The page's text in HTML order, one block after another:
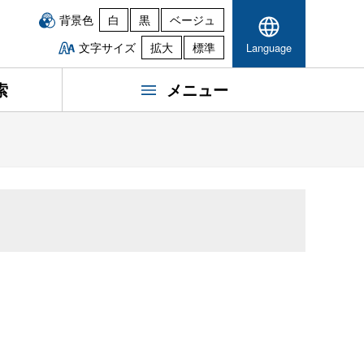
背景色 白 黒
ベージュ
文字サイズ
拡大 標準 Language
メニュー